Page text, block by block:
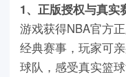
1、正版授权与真实
游戏获得NBA官方
经典赛事，玩家可
球队，感受真实篮球